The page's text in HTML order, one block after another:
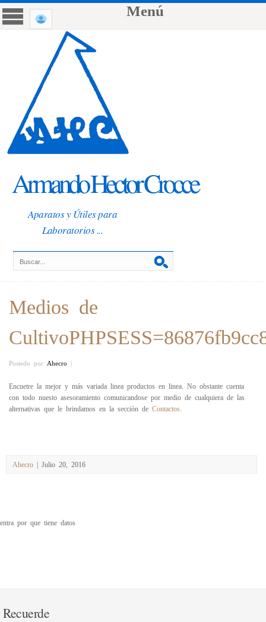
Armando Hector Crocce
Aparatos y Útiles para
Laboratorios ...
Menú
Medios de
Postedo por Ahecro |
Encuetre la mejor y más variada linea productos en linea. No obstante cuenta
con todo nuesto asesoramiento comunicandose por medio de cualquiera de las
alternativas que le brindamos en la sección de Contactos
Ahecro | Julio 20, 2016
entra por que tiene datos
Recuerde